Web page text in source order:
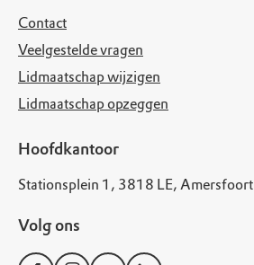
Contact
Veelgestelde vragen
Lidmaatschap wijzigen
Lidmaatschap opzeggen
Hoofdkantoor
Stationsplein 1, 3818 LE, Amersfoort
Volg ons